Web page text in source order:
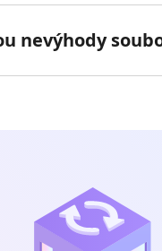
nevýhody